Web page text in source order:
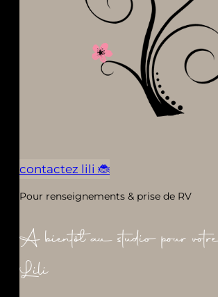
contactez lili 🐞
Pour renseignements & prise de RV
A bientôt au studio pour
Lili